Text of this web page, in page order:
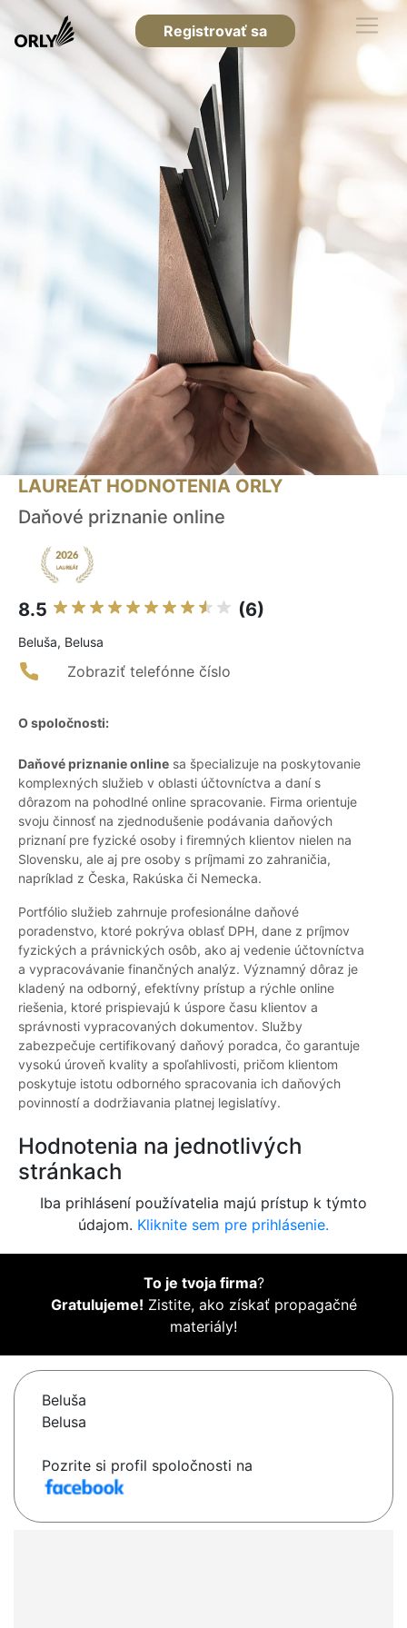
Registrovať sa
LAUREÁT HODNOTENIA ORLY
Daňové priznanie online
8.5 (6)
Beluša, Belusa
Zobraziť telefónne číslo
O spoločnosti:
Daňové priznanie online sa špecializuje na poskytovanie
komplexných služieb v oblasti účtovníctva a daní s
dôrazom na pohodlné online spracovanie. Firma orientuje
svoju činnosť na zjednodušenie podávania daňových
priznaní pre fyzické osoby i firemných klientov nielen na
Slovensku, ale aj pre osoby s príjmami zo zahraničia,
napríklad z Česka, Rakúska či Nemecka.
Portfólio služieb zahrnuje profesionálne daňové
poradenstvo, ktoré pokrýva oblasť DPH, dane z príjmov
fyzických a právnických osôb, ako aj vedenie účtovníctva
a vypracovávanie finančných analýz. Významný dôraz je
kladený na odborný, efektívny prístup a rýchle online
riešenia, ktoré prispievajú k úspore času klientov a
správnosti vypracovaných dokumentov. Služby
zabezpečuje certifikovaný daňový poradca, čo garantuje
vysokú úroveň kvality a spoľahlivosti, pričom klientom
poskytuje istotu odborného spracovania ich daňových
povinností a dodržiavania platnej legislatívy.
Hodnotenia na jednotlivých
stránkach
Iba prihlásení používatelia majú prístup k týmto
údajom. Kliknite sem pre prihlásenie.
To je tvoja firma?
Gratulujeme! Zistite, ako získať propagačné
materiály!
Beluša
Belusa
Pozrite si profil spoločnosti na